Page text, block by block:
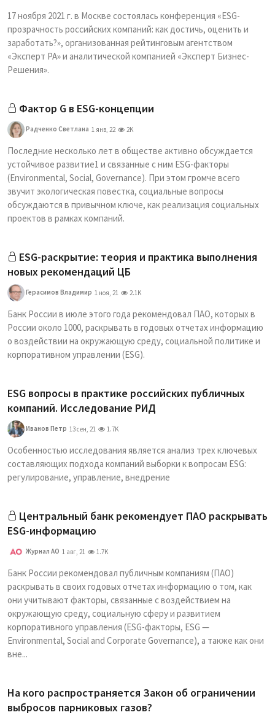
17 ноября 2021 г. в Москве состоялась конференция «ESG-
прозрачность российских компаний: как достичь, оценить и
заработать?», организованная рейтинговым агентством
«Эксперт РА» и аналитической компанией «Эксперт Бизнес-
Решения».
Фактор G в ESG-концепции
Радченко Светлана 1 янв, 22 2K
Последние несколько лет в обществе активно обсуждается
устойчивое развитие1 и связанные с ним ESG-факторы
(Environmental, Social, Governance). При этом громче всего
звучит экологическая повестка, социальные вопросы
обсуждаются в привычном ключе, как реализация социальных
проектов в рамках компаний.
ESG-раскрытие: теория и практика выполнения
новых рекомендаций ЦБ
Герасимов Владимир 1 ноя, 21 2.1K
Банк России в июле этого года рекомендовал ПАО, которых в
России около 1000, раскрывать в годовых отчетах информацию
о воздействии на окружающую среду, социальной политике и
корпоративном управлении (ESG).
ESG вопросы в практике российских публичных
компаний. Исследование РИД
Иванов Петр 13 сен, 21 1.7K
Особенностью исследования является анализ трех ключевых
составляющих подхода компаний выборки к вопросам ESG:
регулирование, управление, внедрение
Центральный банк рекомендует ПАО раскрывать
ESG-информацию
Журнал АО 1 авг, 21 1.7K
Банк России рекомендовал публичным компаниям (ПАО)
раскрывать в своих годовых отчетах информацию о том, как
они учитывают факторы, связанные с воздействием на
окружающую среду, социальную сферу и развитием
корпоративного управления (ESG-факторы, ESG —
Environmental, Social and Corporate Governance), а также как они
вне...
На кого распространяется Закон об ограничении
выбросов парниковых газов?